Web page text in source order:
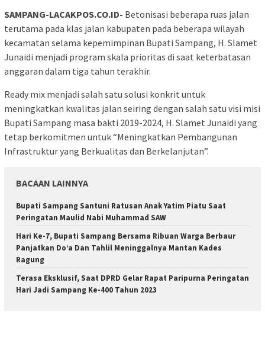
SAMPANG-LACAKPOS.CO.ID- Betonisasi beberapa ruas jalan
terutama pada klas jalan kabupaten pada beberapa wilayah
kecamatan selama kepemimpinan Bupati Sampang, H. Slamet
Junaidi menjadi program skala prioritas di saat keterbatasan
anggaran dalam tiga tahun terakhir.
Ready mix menjadi salah satu solusi konkrit untuk
meningkatkan kwalitas jalan seiring dengan salah satu visi misi
Bupati Sampang masa bakti 2019-2024, H. Slamet Junaidi yang
tetap berkomitmen untuk “Meningkatkan Pembangunan
Infrastruktur yang Berkualitas dan Berkelanjutan”.
BACAAN LAINNYA
Bupati Sampang Santuni Ratusan Anak Yatim Piatu Saat
Peringatan Maulid Nabi Muhammad SAW
Hari Ke-7, Bupati Sampang Bersama Ribuan Warga Berbaur
Panjatkan Do’a Dan Tahlil Meninggalnya Mantan Kades
Ragung
Terasa Eksklusif, Saat DPRD Gelar Rapat Paripurna Peringatan
Hari Jadi Sampang Ke-400 Tahun 2023